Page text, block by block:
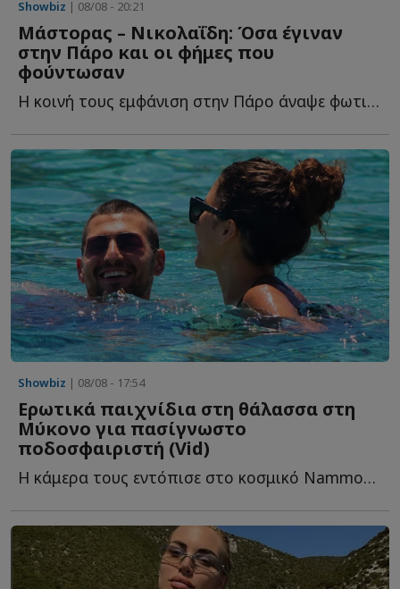
Showbiz | 08/08 - 20:21
Μάστορας – Νικολαΐδη: Όσα έγιναν
στην Πάρο και οι φήμες που
φούντωσαν
Η κοινή τους εμφάνιση στην Πάρο άναψε φωτιές και έδωσε τ...
Showbiz | 08/08 - 17:54
Ερωτικά παιχνίδια στη θάλασσα στη
Μύκονο για πασίγνωστο
ποδοσφαιριστή (Vid)
Η κάμερα τους εντόπισε στο κοσμικό Nammos που συγκεντρώνει π...